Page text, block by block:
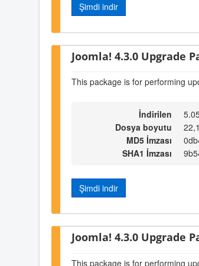
Şimdi indir
Joomla! 4.3.0 Upgrade
This package is for performing
İndirilen
Dosya boyutu
MD5 İmzası
SHA1 İmzası
Şimdi indir
Joomla! 4.3.0 Upgrade
This package is for performing